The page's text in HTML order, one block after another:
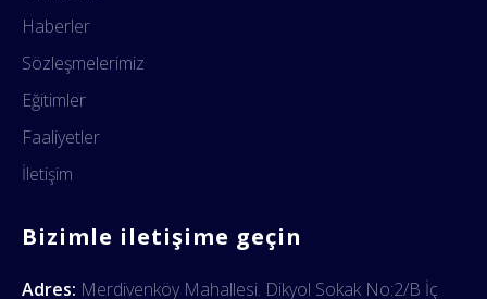
Haberler
Sözleşmelerimiz
Eğitimler
Faaliyetler
İletişim
Bizimle iletişime geçin
Adres: Merdivenköy Mahallesi. Dikyol Sokak No:2/B İç